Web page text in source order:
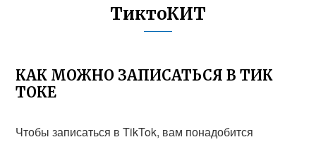
ТиктоКИТ
КАК МОЖНО ЗАПИСАТЬСЯ В ТИК
ТОКЕ
Чтобы записаться в TikTok, вам понадобится